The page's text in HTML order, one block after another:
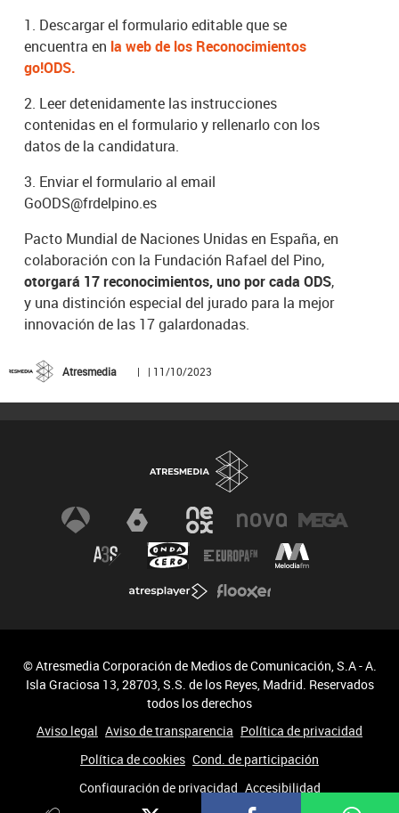
1. Descargar el formulario editable que se
encuentra en la web de los Reconocimientos
go!ODS.
2. Leer detenidamente las instrucciones
contenidas en el formulario y rellenarlo con los
datos de la candidatura.
3. Enviar el formulario al email
GoODS@frdelpino.es
Pacto Mundial de Naciones Unidas en España, en
colaboración con la Fundación Rafael del Pino,
otorgará 17 reconocimientos, uno por cada ODS,
y una distinción especial del jurado para la mejor
innovación de las 17 galardonadas.
Atresmedia | | 11/10/2023
© Atresmedia Corporación de Medios de Comunicación, S.A - A.
Isla Graciosa 13, 28703, S.S. de los Reyes, Madrid. Reservados
todos los derechos
Aviso legal Aviso de transparencia Política de privacidad
Política de cookies Cond. de participación
Configuración de privacidad Accesibilidad